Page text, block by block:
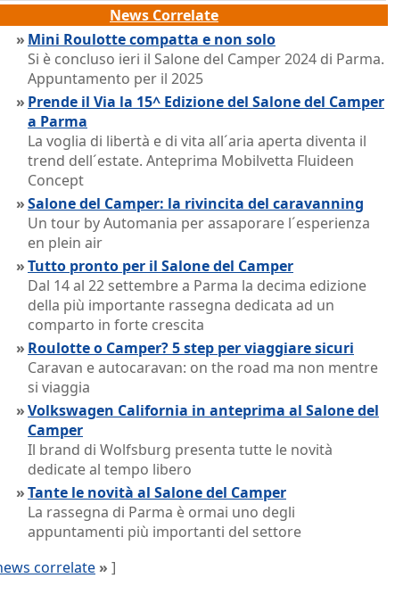
News Correlate
» Mini Roulotte compatta e non solo
Si è concluso ieri il Salone del Camper 2024 di Parma.
Appuntamento per il 2025
» Prende il Via la 15^ Edizione del Salone del Camper
a Parma
La voglia di libertà e di vita all´aria aperta diventa il
trend dell´estate. Anteprima Mobilvetta Fluideen
Concept
»Salone del Camper: la rivincita del caravanning
Un tour by Automania per assaporare l´esperienza
en plein air
»Tutto pronto per il Salone del Camper
Dal 14 al 22 settembre a Parma la decima edizione
della più importante rassegna dedicata ad un
comparto in forte crescita
» Roulotte o Camper? 5 step per viaggiare sicuri
Caravan e autocaravan: on the road ma non mentre
si viaggia
»Volkswagen California in anteprima al Salone del
Camper
Il brand di Wolfsburg presenta tutte le novità
dedicate al tempo libero
»Tante le novità al Salone del Camper
La rassegna di Parma è ormai uno degli
appuntamenti più importanti del settore
correlate » ]